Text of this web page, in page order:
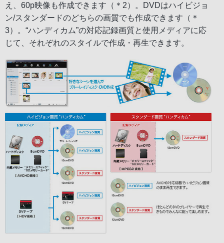
え、60p映像も作成できます（＊2）。DVDはハイビジョ
ン/スタンダードのどちらの画質でも作成できます（＊
3）。“ハンディカム”の対応記録画質と使用メディアに応
じて、それぞれのスタイルで作成・再生できます。